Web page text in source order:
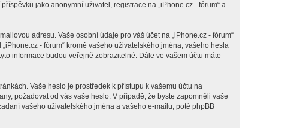
jako anonymní uživatel, registrace na „iPhone.cz - fórum“ a
adresu. Vaše osobní údaje pro váš účet na „iPhone.cz - fórum“
- fórum“ kromě vašeho uživatelského jména, vašeho hesla
informace budou veřejně zobrazitelné. Dále ve vašem účtu máte
Vaše heslo je prostředek k přístupu k vašemu účtu na
požadovat od vás vaše heslo. V případě, že byste zapomněli vaše
vašeho uživatelského jména a vašeho e-mailu, poté phpBB